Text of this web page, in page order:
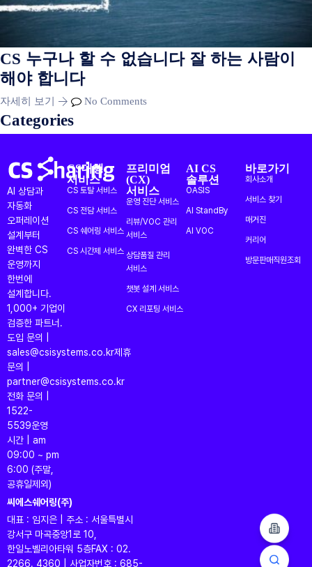
CS 누구나 할 수 없습니다 잘 하는 사람이
해야 합니다
자세히 보기 No Comments
Categories
AI 상담과
자동화
오퍼레이션
설계부터
완벽한 CS
운영까지
한번에
설계합니다.
1,000+ 기업이
검증한 파트너.
도입 문의 |
sales@csisystems.co.kr제휴
문의 |
partner@csisystems.co.kr
전화 문의 |
1522-
5539운영
시간 | am
09:00 ~ pm
6:00 (주말,
공휴일제외)
CS대행
서비스
CS 토탈 서비스
CS 전담 서비스
CS 쉐어링 서비스
CS 시간제 서비스
프리미엄
(CX)
서비스
운영 진단 서비스
리뷰/VOC 관리
서비스
상담품질 관리
서비스
챗봇 설계 서비스
CX 리포팅 서비스
AI CS
솔루션
OASIS
AI StandBy
AI VOC
바로가기
회사소개
서비스 찾기
매거진
커리어
방문판매직원조회
씨에스쉐어링(주)
대표 : 임지은 | 주소 : 서울특별시
강서구 마곡중앙1로 10,
한일노벨리아타워 5층FAX : 02.
2266. 4360 | 사업자번호 : 685-